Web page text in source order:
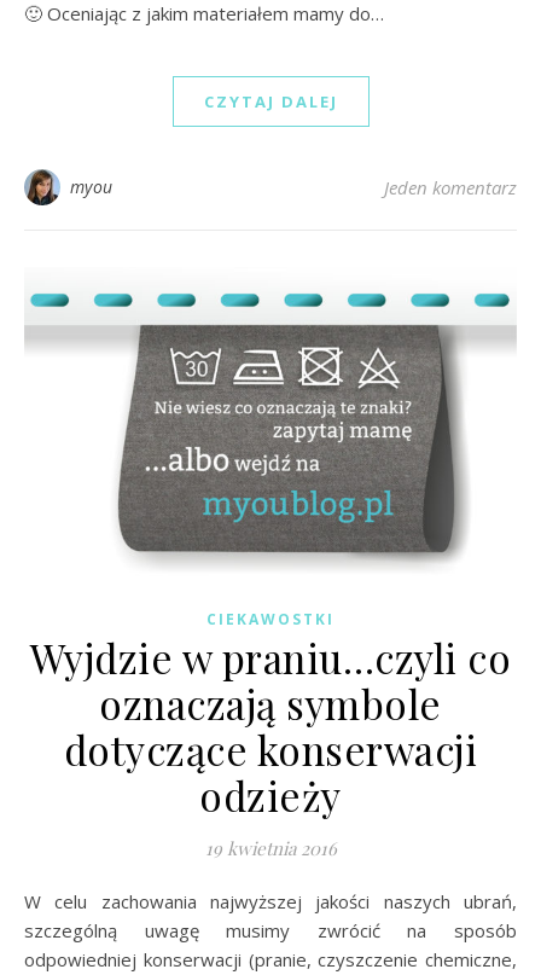
🙂 Oceniając z jakim materiałem mamy do…
CZYTAJ DALEJ
myou Jeden komentarz
CIEKAWOSTKI
Wyjdzie w praniu…czyli co
oznaczają symbole
dotyczące konserwacji
odzieży
19 kwietnia 2016
W celu zachowania najwyższej jakości naszych ubrań,
szczególną uwagę musimy zwrócić na sposób
odpowiedniej konserwacji (pranie, czyszczenie chemiczne,